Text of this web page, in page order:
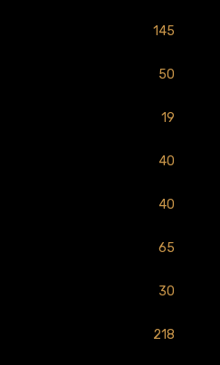
145
50
19
40
40
65
30
218